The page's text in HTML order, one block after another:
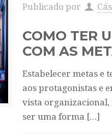
Publicado por
COMO TER
COM AS
Estabelecer metas e
aos protagonistas e
vista organizacional,
ser uma forma […]